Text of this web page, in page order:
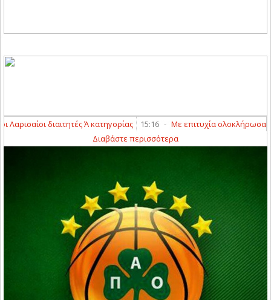
διαιτητές Ά κατηγορίας 15:16 - Με επιτυχία ολοκλήρωσαν τα
Διαβάστε περισσότερα